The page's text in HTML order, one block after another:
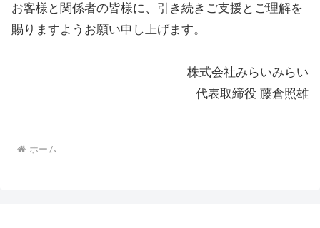
お客様と関係者の皆様に、引き続きご支援とご理解を
賜りますようお願い申し上げます。
株式会社みらいみらい
代表取締役 藤倉照雄
ホーム